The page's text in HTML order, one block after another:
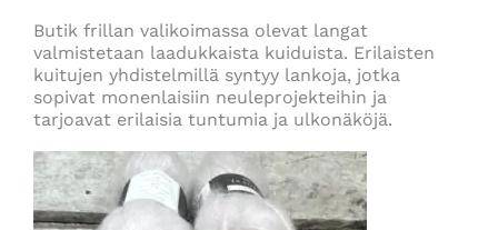
Butik frillan valikoimassa olevat langat
valmistetaan laadukkaista kuiduista. Erilaisten
kuitujen yhdistelmillä syntyy lankoja, jotka
sopivat monenlaisiin neuleprojekteihin ja
tarjoavat erilaisia tuntumia ja ulkonäköjä.